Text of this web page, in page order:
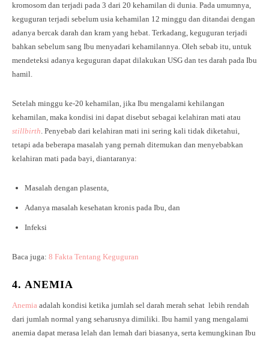
kromosom dan terjadi pada 3 dari 20 kehamilan di dunia. Pada umumnya,
keguguran terjadi sebelum usia kehamilan 12 minggu dan ditandai dengan
adanya bercak darah dan kram yang hebat. Terkadang, keguguran terjadi
bahkan sebelum sang Ibu menyadari kehamilannya. Oleh sebab itu, untuk
mendeteksi adanya keguguran dapat dilakukan USG dan tes darah pada Ibu
hamil.
Setelah minggu ke-20 kehamilan, jika Ibu mengalami kehilangan
kehamilan, maka kondisi ini dapat disebut sebagai kelahiran mati atau
stillbirth. Penyebab dari kelahiran mati ini sering kali tidak diketahui,
tetapi ada beberapa masalah yang pernah ditemukan dan menyebabkan
kelahiran mati pada bayi, diantaranya:
Masalah dengan plasenta,
Adanya masalah kesehatan kronis pada Ibu, dan
Infeksi
Baca juga: 8 Fakta Tentang Keguguran
4. ANEMIA
Anemia adalah kondisi ketika jumlah sel darah merah sehat lebih rendah
dari jumlah normal yang seharusnya dimiliki. Ibu hamil yang mengalami
anemia dapat merasa lelah dan lemah dari biasanya, serta kemungkinan Ibu